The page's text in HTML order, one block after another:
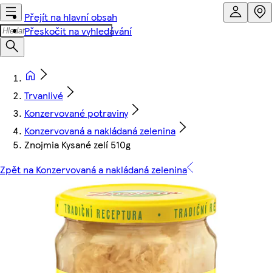
Přejít na hlavní obsah
Přeskočit na vyhledávání
Trvanlivé
Konzervované potraviny
Konzervovaná a nakládaná zelenina
Znojmia Kysané zelí 510g
Zpět na Konzervovaná a nakládaná zelenina